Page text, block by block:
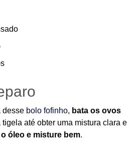
desse bolo fofinho, bata os ovos
tigela até obter uma mistura clara e
óleo e misture bem.